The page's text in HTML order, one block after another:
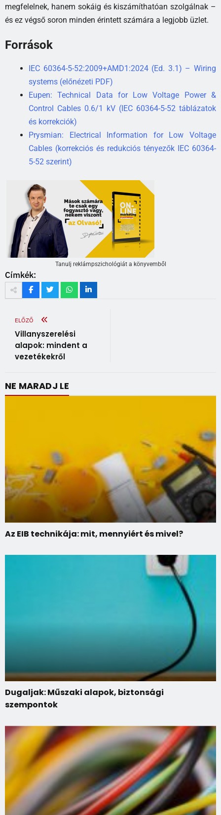
megfelelnek, hanem sokáig és kiszámíthatóan szolgálnak –
és ez végső soron minden érintett számára a legjobb üzlet.
Források
IEC 60364-5-52:2009+AMD1:2024 (Ed. 3.1) – Wiring
systems (előnézeti PDF)
Eupen: Technical Data for Low Voltage Power &
Control Cables 0.6/1 kV (IEC 60364-5-52 táblázatok
és korrekciók)
Prysmian: Electrical Information for Low Voltage
Cables (korrekciós és redukciós tényezők IEC 60364-
5-52 szerint)
Tanulj reklámpszichológiát a könyvemből
Címkék:
ELŐZŐ
Villanyszerelési
alapok: mindent a
vezetékekről
NE MARADJ LE
Az EIB technikája: mit, mennyiért és mivel?
Dugaljak: Műszaki alapok, biztonsági
szempontok